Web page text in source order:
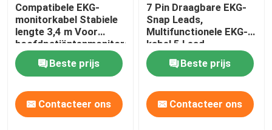
Compatibele EKG-
monitorkabel Stabiele
lengte 3,4 m Voor
hoofdpatiëntenmonitors
Beste prijs
Contacteer ons
7 Pin Draagbare EKG-
Snap Leads,
Multifunctionele EKG-
kabel 5 Lead
Beste prijs
Contacteer ons